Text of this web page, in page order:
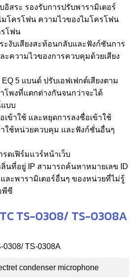
อิสระ รองรับการปรับพารามิเตอร์
มโครโฟน ความไวของไมโครโฟน
รโฟน
ะงับเสียงสะท้อนกลับและฟังก์ชันการ
ะความไวของการควบคุมด้วยเสียง
5 แบนด์ ปรับเอฟเฟกต์เสียงตาม
โพงที่แตกต่างกันจนกว่าจะได้
บบ
เข้าใช้ และหยุดการลงชื่อเข้าใช้
ใช้หน่วยควบคุม และฟังก์ชั่นอื่นๆ
ดเฟิร์มแวร์หน้าเว็บ
นที่อยู่ IP สามารถค้นหาหมายเลข ID
ละพารามิเตอร์อื่นๆ ของหน่วยที่ไม่รู้
พีซี
TS-0308/ TS-0308A
0308/ TS-0308A
condenser microphone